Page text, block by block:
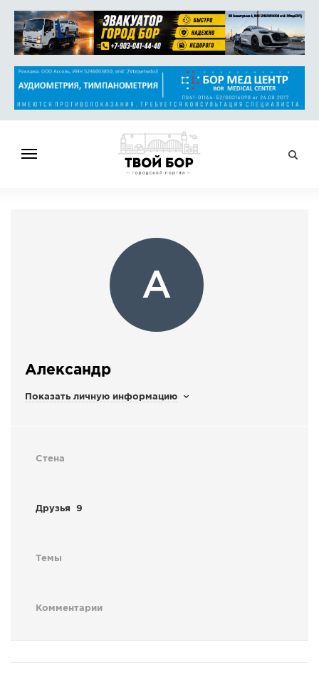
СПРАВОЧНИК
ОБЪЯВЛЕНИЯ
СТАТЬИ
А
Александр
Показать личную информацию
Стена
Друзья 9
Темы
Комментарии